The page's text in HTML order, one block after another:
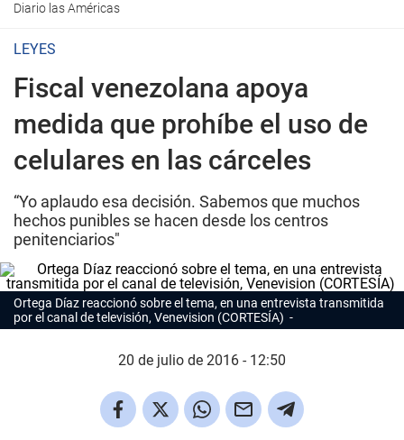
Diario las Américas
LEYES
Fiscal venezolana apoya
medida que prohíbe el uso de
celulares en las cárceles
“Yo aplaudo esa decisión. Sabemos que muchos
hechos punibles se hacen desde los centros
penitenciarios"
Ortega Díaz reaccionó sobre el tema, en una entrevista transmitida
por el canal de televisión, Venevision (CORTESÍA)
20 de julio de 2016 - 12:50